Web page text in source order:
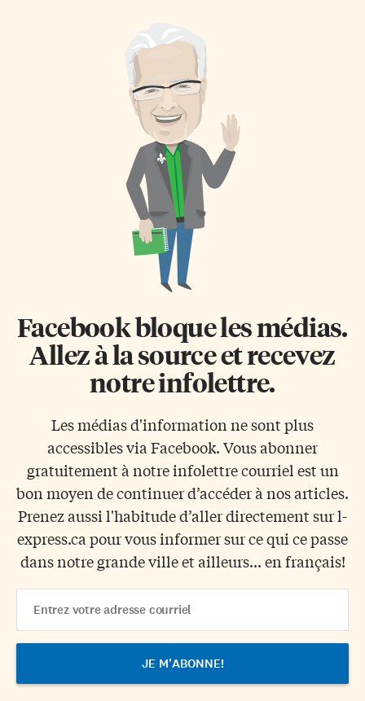
Facebook bloque les médias.
Allez à la source et recevez
notre infolettre.
Les médias d'information ne sont plus
accessibles via Facebook. Vous abonner
gratuitement à notre infolettre courriel est un
bon moyen de continuer d’accéder à nos articles.
Prenez aussi l'habitude d’aller directement sur l-
express.ca pour vous informer sur ce qui ce passe
dans notre grande ville et ailleurs... en français!
Address